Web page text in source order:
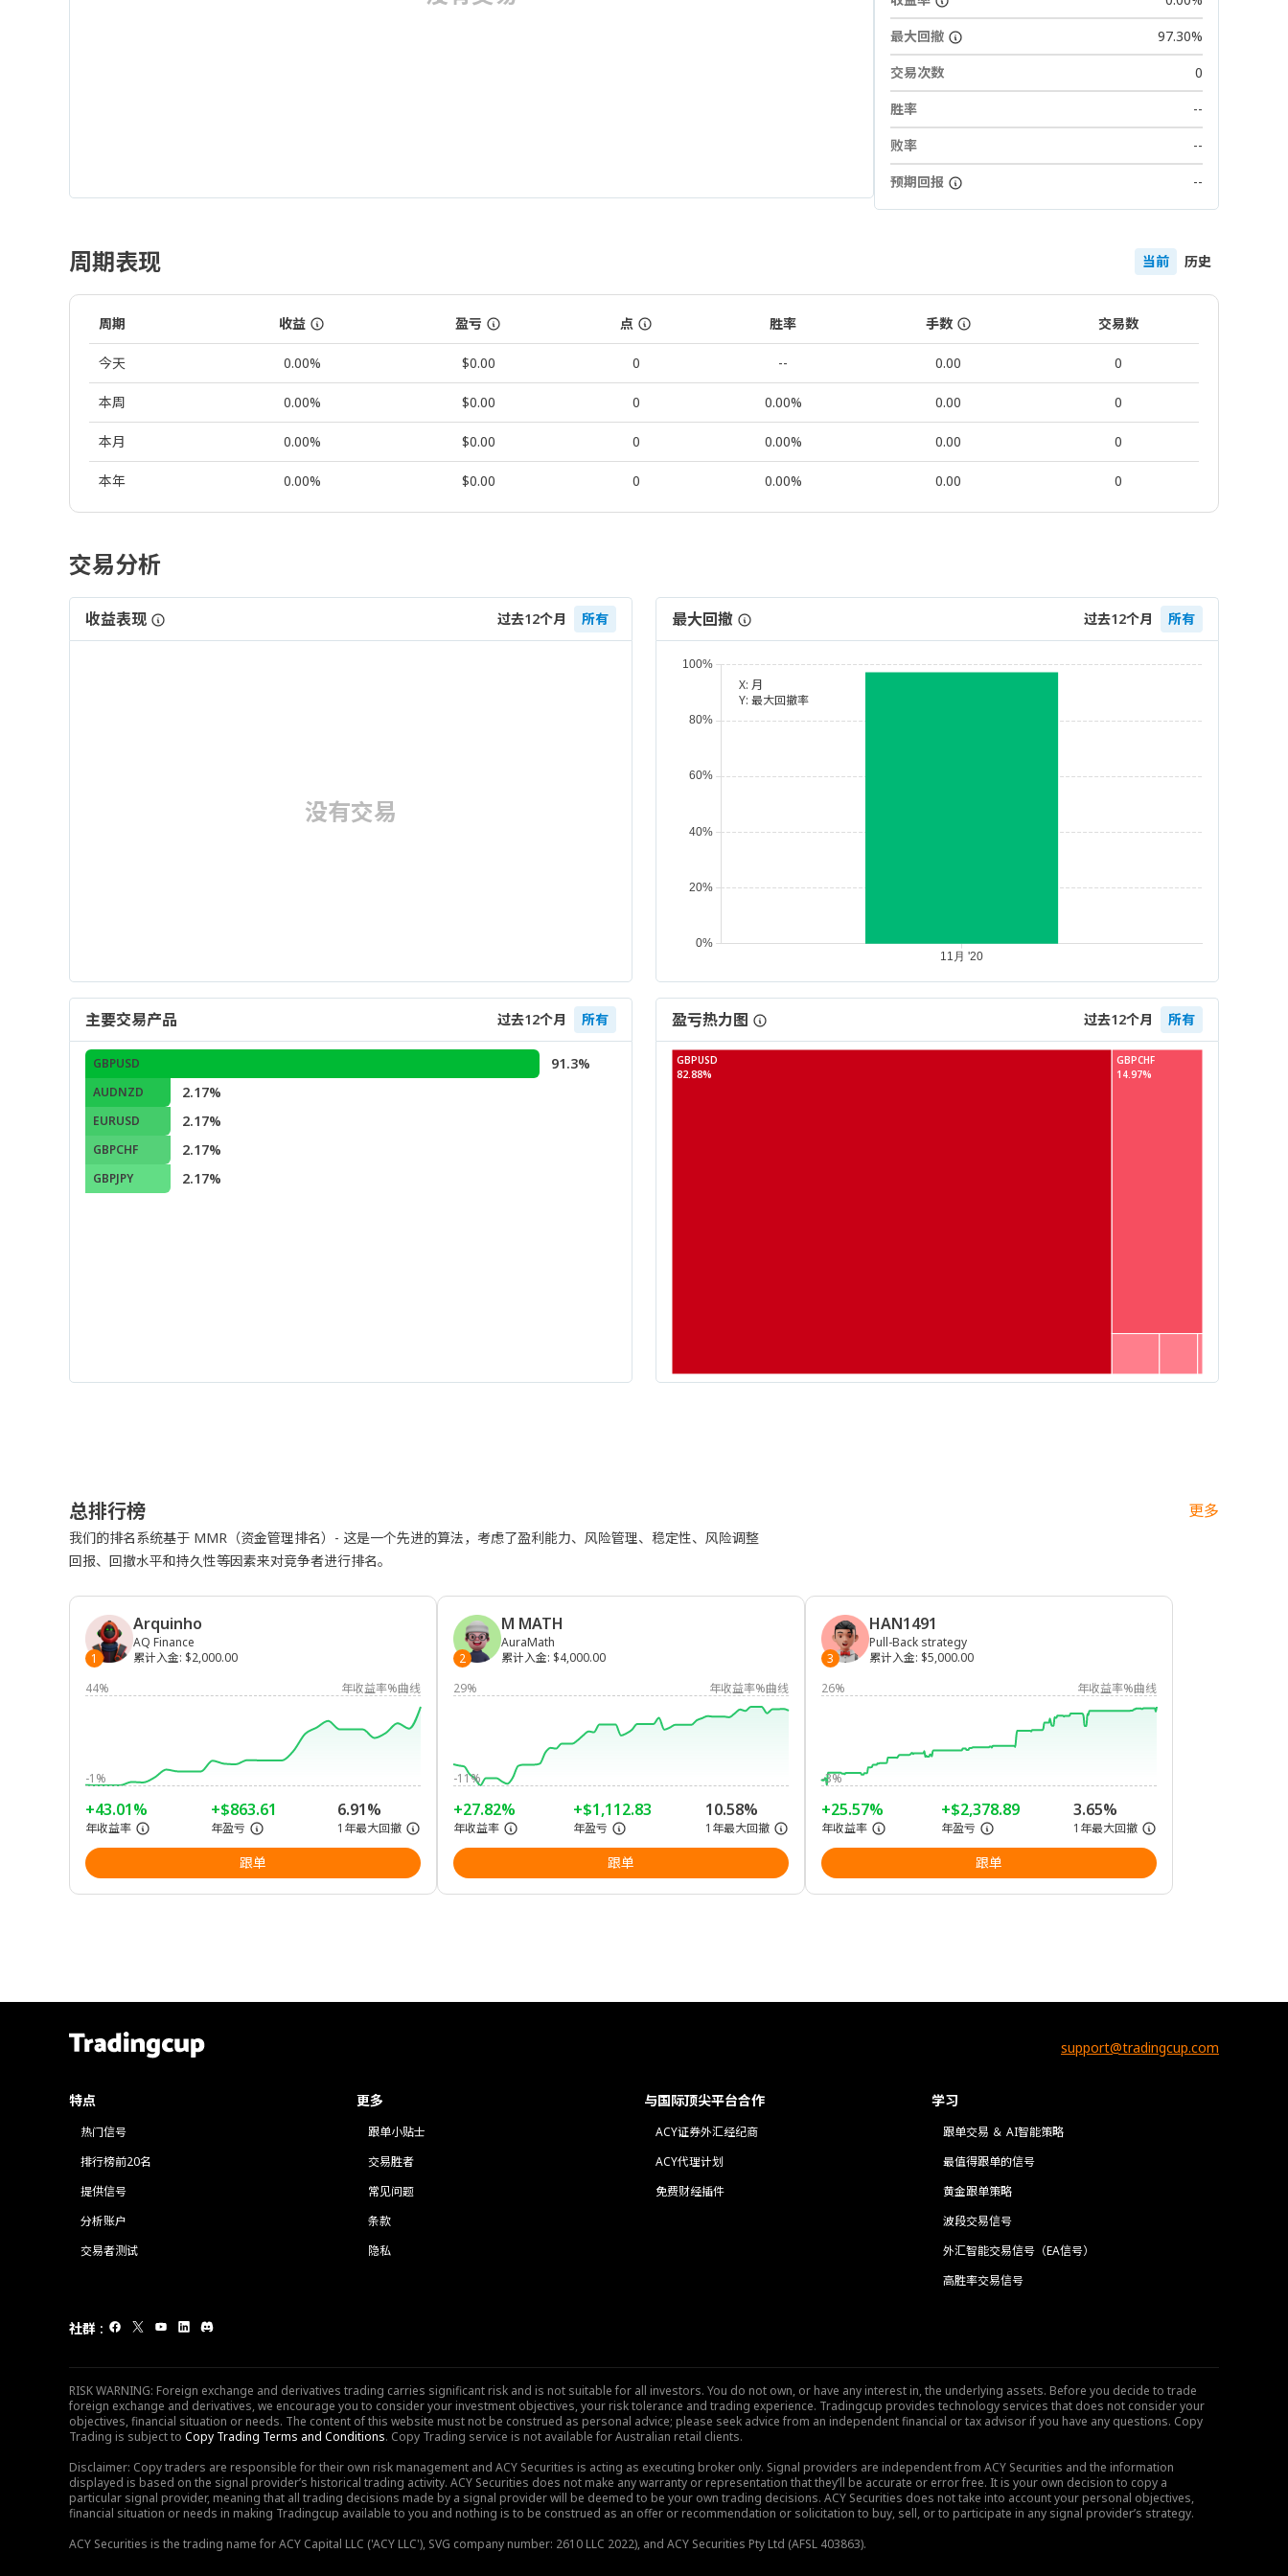
最大回撤
97.30%
交易次数
0
胜率
--
败率
--
预期回报
--
周期表现 当前 历史
周期 收益 盈亏 点 胜率 手数 交易数
今天 0.00% $0.00 0 -- 0.00 0
本周 0.00% $0.00 0 0.00% 0.00 0
本月 0.00% $0.00 0 0.00% 0.00 0
本年 0.00% $0.00 0 0.00% 0.00 0
交易分析
收益表现 过去12个月 所有
没有交易
最大回撤 过去12个月 所有
X: 月
Y: 最大回撤率
主要交易产品 过去12个月 所有
GBPUSD 91.3%
AUDNZD 2.17%
EURUSD 2.17%
GBPCHF 2.17%
GBPJPY 2.17%
盈亏热力图 过去12个月 所有
GBPUSD
GBPCHF
82.88%
14.97%
总排行榜 更多
我们的排名系统基于 MMR（资金管理排名）- 这是一个先进的算法，考虑了盈利能力、风险管理、稳定性、风险调整
回报、回撤水平和持久性等因素来对竞争者进行排名。
1
Arquinho
AQ Finance
累计入金: $2,000.00
44%
年收益率%曲线
-1%
+43.01%
年收益率
+$863.61
年盈亏
6.91%
1年最大回撤
跟单
2
M MATH
AuraMath
累计入金: $4,000.00
29%
年收益率%曲线
-11%
+27.82%
年收益率
+$1,112.83
年盈亏
10.58%
1年最大回撤
跟单
3
HAN1491
Pull-Back strategy
累计入金: $5,000.00
26%
年收益率%曲线
-3%
+25.57%
年收益率
+$2,378.89
年盈亏
3.65%
1年最大回撤
跟单
support@tradingcup.com
特点
热门信号
排行榜前20名
提供信号
分析账户
交易者测试
更多
跟单小贴士
交易胜者
常见问题
条款
隐私
与国际顶尖平台合作
ACY证券外汇经纪商
ACY代理计划
免费财经插件
学习
跟单交易 ＆ AI智能策略
最值得跟单的信号
黄金跟单策略
波段交易信号
外汇智能交易信号（EA信号）
高胜率交易信号
社群 :
RISK WARNING: Foreign exchange and derivatives trading carries significant risk and is not suitable for all investors. You do not own, or have any interest in, the underlying assets. Before you decide to trade
foreign exchange and derivatives, we encourage you to consider your investment objectives, your risk tolerance and trading experience. Tradingcup provides technology services that does not consider your
objectives, financial situation or needs. The content of this website must not be construed as personal advice; please seek advice from an independent financial or tax advisor if you have any questions. Copy
Trading is subject to Copy Trading Terms and Conditions. Copy Trading service is not available for Australian retail clients.
Disclaimer: Copy traders are responsible for their own risk management and ACY Securities is acting as executing broker only. Signal providers are independent from ACY Securities and the information
displayed is based on the signal provider’s historical trading activity. ACY Securities does not make any warranty or representation that they’ll be accurate or error free. It is your own decision to copy a
particular signal provider, meaning that all trading decisions made by a signal provider will be deemed to be your own trading decisions. ACY Securities does not take into account your personal objectives,
financial situation or needs in making Tradingcup available to you and nothing is to be construed as an offer or recommendation or solicitation to buy, sell, or to participate in any signal provider’s strategy.
ACY Securities is the trading name for ACY Capital LLC ('ACY LLC'), SVG company number: 2610 LLC 2022), and ACY Securities Pty Ltd (AFSL 403863).